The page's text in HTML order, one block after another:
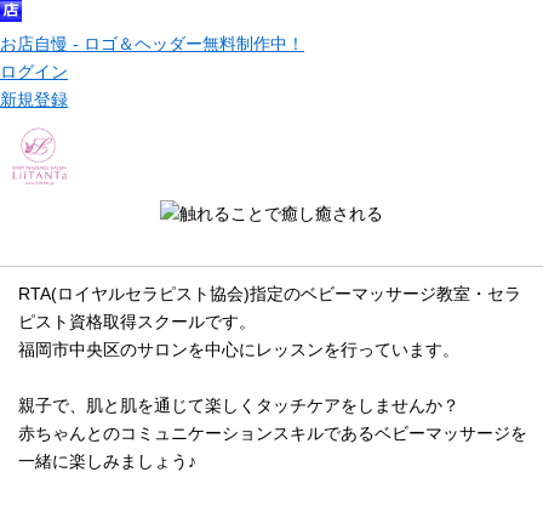
お店自慢 - ロゴ＆ヘッダー無料制作中！
ログイン
新規登録
RTA(ロイヤルセラピスト協会)指定のベビーマッサージ教室・セラ
ピスト資格取得スクールです。
福岡市中央区のサロンを中心にレッスンを行っています。
親子で、肌と肌を通じて楽しくタッチケアをしませんか？
赤ちゃんとのコミュニケーションスキルであるベビーマッサージを
一緒に楽しみましょう♪